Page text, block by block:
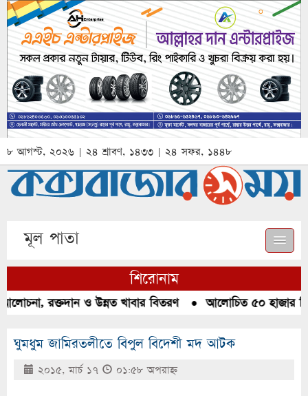
৮ আগস্ট, ২০২৬ | ২৪ শ্রাবণ, ১৪৩৩ | ২৪ সফর, ১৪৪৮
মূল পাতা
শিরোনাম
রক্তদান ও উন্নত খাবার বিতরণ● আলোচিত ৫০ হাজার
ঘুমধুম জামিরতলীতে বিপুল বিদেশী মদ আটক
২০১৫, মার্চ ১৭ ০১:৫৮ অপরাহ্ণ